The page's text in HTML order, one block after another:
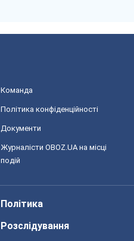
Команда
Політика конфіденційності
Документи
Журналісти OBOZ.UA на місці
подій
Політика
Розслідування